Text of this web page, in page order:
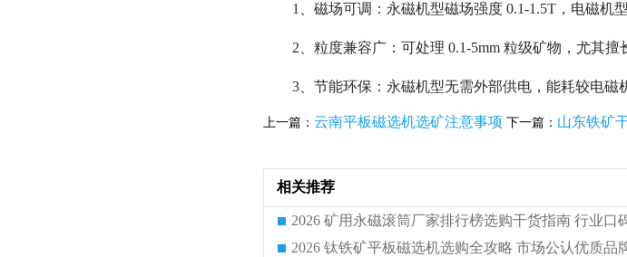
1、磁场可调：永磁机型磁场强度 0.1-1.5T，电磁机
2、粒度兼容广：可处理 0.1-5mm 粒级矿物，尤其擅
3、节能环保：永磁机型无需外部供电，能耗较电磁
上一篇： 云南平板磁选机选矿注意事项 下一篇： 山东铁矿
相关推荐